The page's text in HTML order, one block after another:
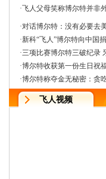
·飞人父母笑称博尔特并非
·对话博尔特：没有必要去
·新科“飞人”博尔特向中国
·三项比赛博尔特三破纪录
·博尔特收获第一份生日祝
·博尔特称夺金无秘密：贪
飞人视频